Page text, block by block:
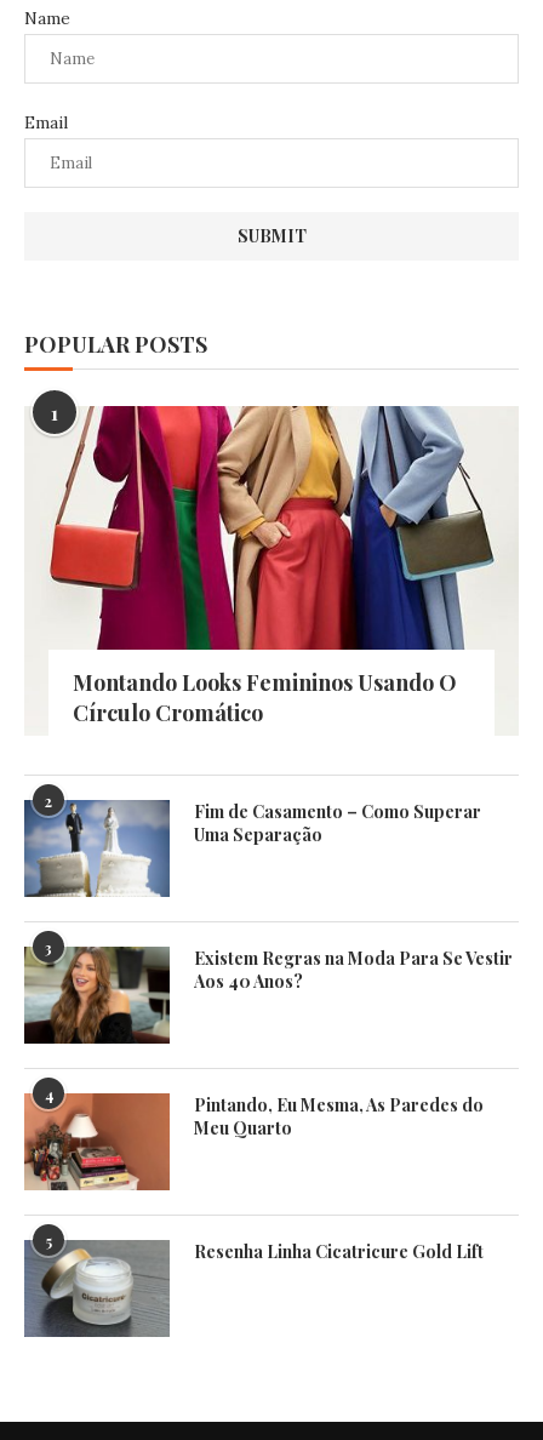
Name
Email
POPULAR POSTS
1
Montando Looks Femininos Usando O
Círculo Cromático
2
Fim de Casamento – Como Superar
Uma Separação
3
Existem Regras na Moda Para Se Vestir
Aos 40 Anos?
4
Pintando, Eu Mesma, As Paredes do
Meu Quarto
5 Resenha Linha Cicatricure Gold Lift